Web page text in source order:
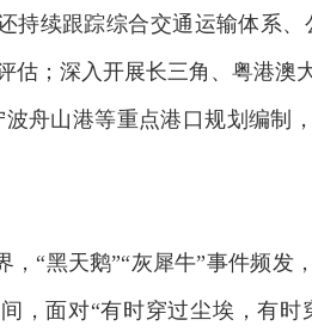
续跟踪综合交通运输体系、
估；深入开展长三角、粤港澳
舟山港等重点港口规划编制
“黑天鹅”“灰犀牛”事件频发
，面对“有时穿过尘埃，有时